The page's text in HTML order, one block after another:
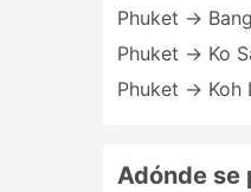
Phuket →
Phuket → Ko
Phuket → Koh
Adónde se